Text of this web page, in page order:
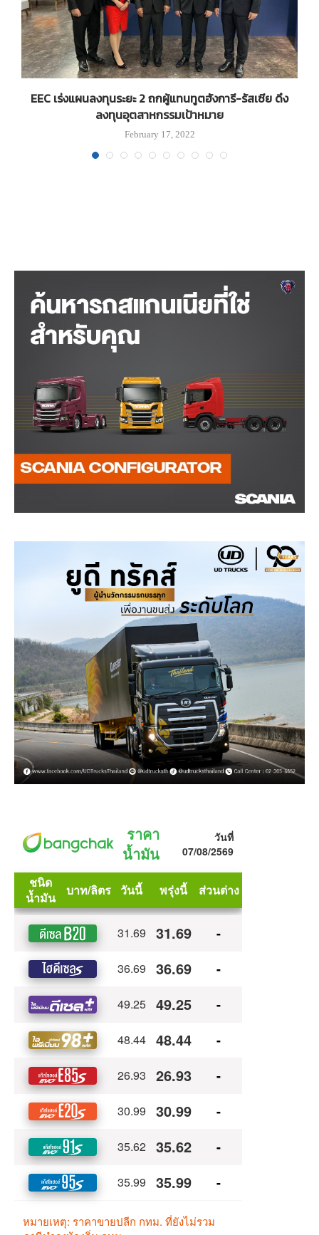
EEC เร่งแผนลงทุนระยะ 2 ถกผู้แทนทูตฮังการี-รัสเซีย ดึง
ลงทุนอุตสาหกรรมเป้าหมาย
February 17, 2022